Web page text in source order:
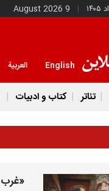
9 August 2026
English العربية
تئاتر کتاب و ادبیات
«غرب